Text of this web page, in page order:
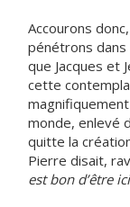
Accourons
pénétrons dans
que Jacques et
cette
monde, enlevé
quitte la
Pierre disait,
est bon d’être